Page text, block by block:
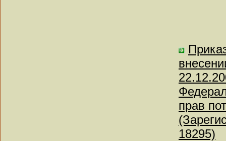
прав
18295)